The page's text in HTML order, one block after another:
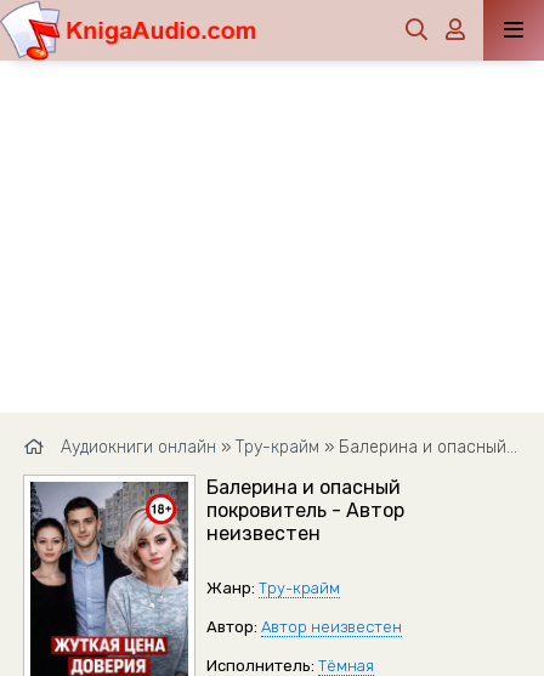
Аудиокниги онлайн » Тру-крайм » Балерина и опасный покровитель - Автор неизвестен
Балерина и опасный
покровитель - Автор
неизвестен
Жанр: Тру-крайм
Автор: Автор неизвестен
Исполнитель: Тёмная